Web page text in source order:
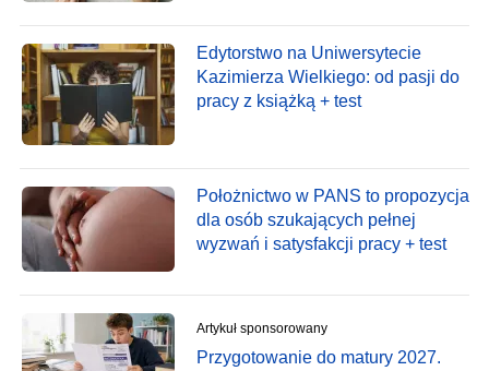
Edytorstwo na Uniwersytecie
Kazimierza Wielkiego: od pasji do
pracy z książką + test
Położnictwo w PANS to propozycja
dla osób szukających pełnej
wyzwań i satysfakcji pracy + test
Artykuł sponsorowany
Przygotowanie do matury 2027.